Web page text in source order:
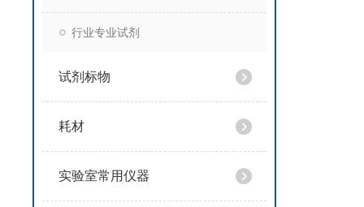
行业专业试剂
试剂标物
耗材
实验室常用仪器